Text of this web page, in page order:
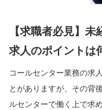
【求職者必見】
求人のポイントは
コールセンター業務の求
とがありますが、その背
ルセンターで働く上で求